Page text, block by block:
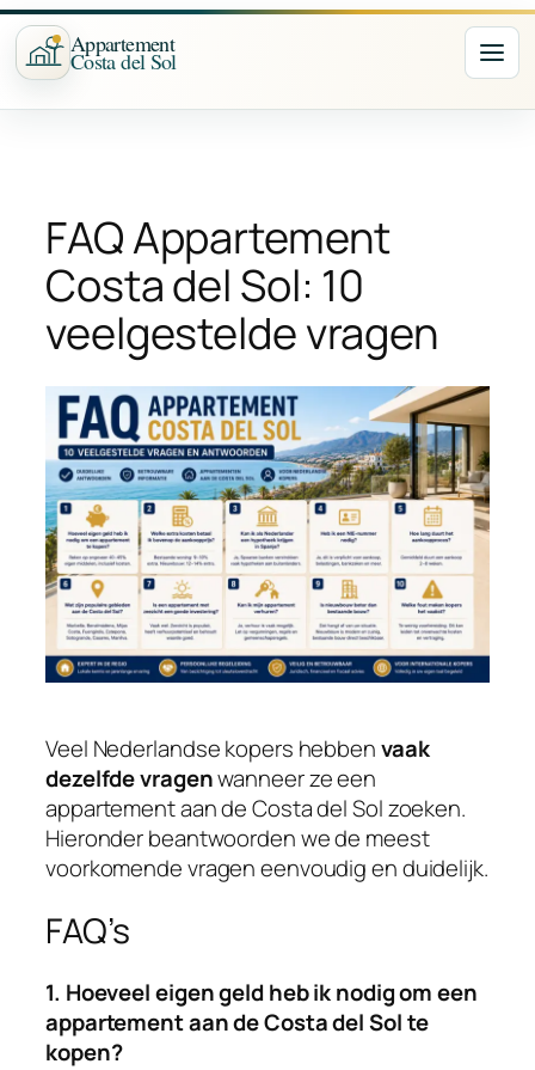
Ga
naar
de
inhoud
Appartement
Costa del Sol
FAQ Appartement
Costa del Sol: 10
veelgestelde vragen
Veel Nederlandse kopers hebbenvaak
dezelfde vragenwanneer ze een
appartement aan de Costa del Sol zoeken.
Hieronder beantwoorden we de meest
voorkomende vragen eenvoudig en duidelijk.
FAQ’s
1. Hoeveel eigen geld heb ik nodig om een
appartement aan de Costa del Sol te
kopen?